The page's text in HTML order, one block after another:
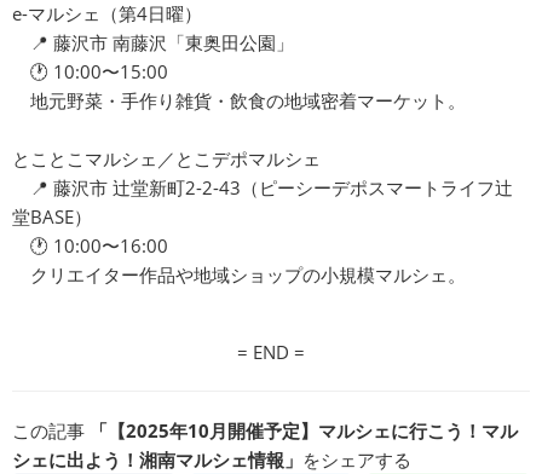
e-マルシェ（第4日曜）
📍 藤沢市 南藤沢「東奥田公園」
🕐 10:00〜15:00
地元野菜・手作り雑貨・飲食の地域密着マーケット。
とことこマルシェ／とこデポマルシェ
📍 藤沢市 辻堂新町2-2-43（ピーシーデポスマートライフ辻
堂BASE）
🕐 10:00〜16:00
クリエイター作品や地域ショップの小規模マルシェ。
= END =
この記事
「【2025年10月開催予定】マルシェに行こう！マル
シェに出よう！湘南マルシェ情報」 をシェアする